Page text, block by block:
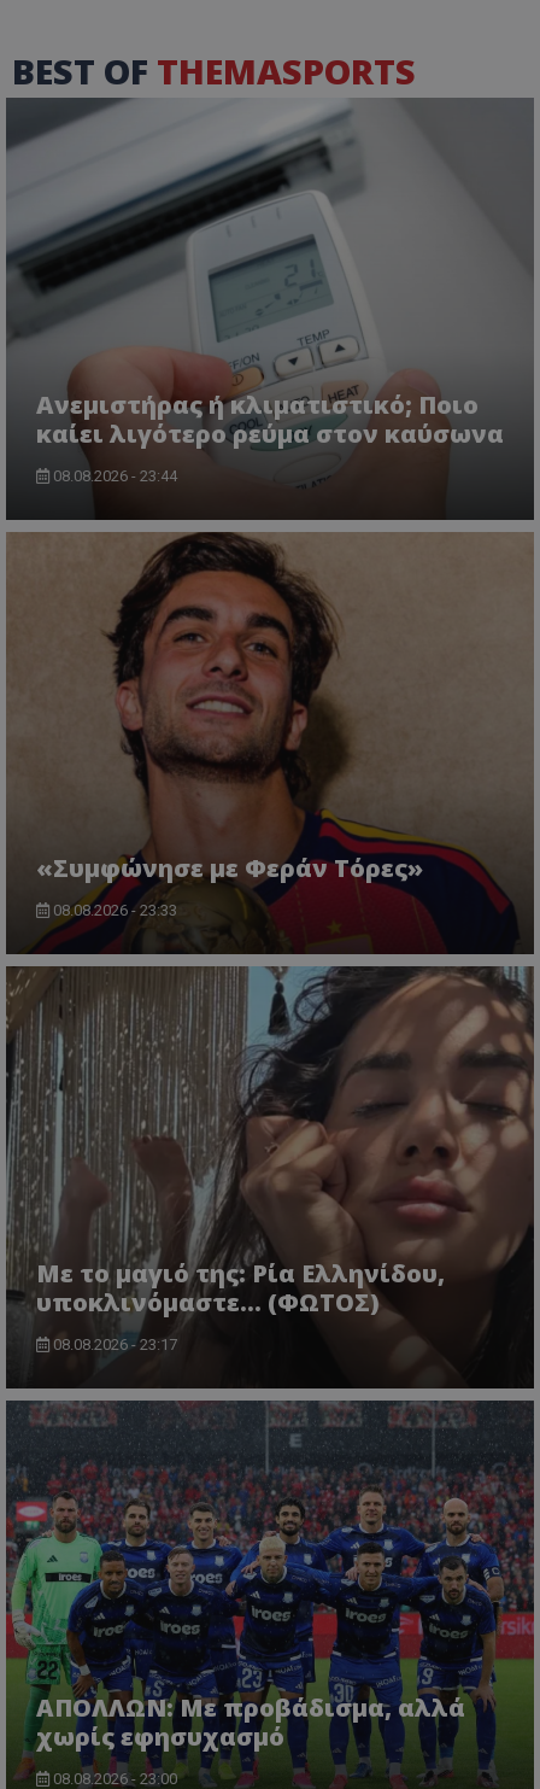
BEST OF THEMASPORTS
Ανεμιστήρας ή κλιματιστικό; Ποιο
καίει λιγότερο ρεύμα στον καύσωνα
08.08.2026 - 23:44
«Συμφώνησε με Φεράν Τόρες»
08.08.2026 - 23:33
Με το μαγιό της: Ρία Ελληνίδου,
υποκλινόμαστε… (ΦΩΤΟΣ)
08.08.2026 - 23:17
ΑΠΟΛΛΩΝ: Με προβάδισμα, αλλά
χωρίς εφησυχασμό
08.08.2026 - 23:00